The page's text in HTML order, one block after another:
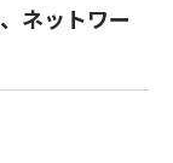
ネットワー